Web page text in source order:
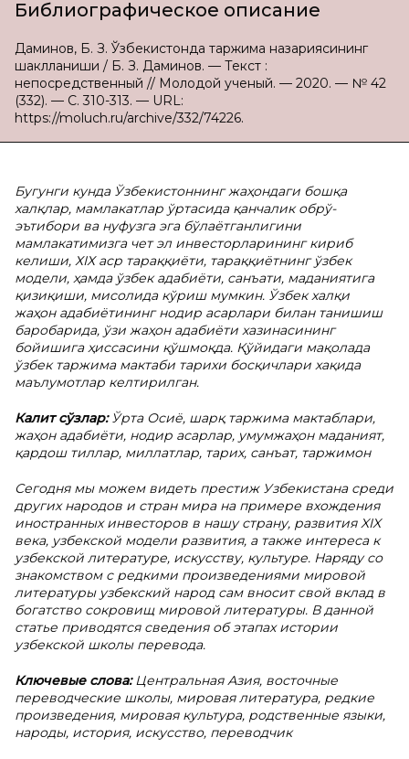
Библиографическое описание
Даминов, Б. З. Ўзбекистонда таржима назариясининг
шаклланиши / Б. З. Даминов. — Текст :
непосредственный // Молодой ученый. — 2020. — № 42
(332). — С. 310-313. — URL:
https://moluch.ru/archive/332/74226.
Бугунги кунда Ўзбекистоннинг жаҳондаги бошқа
халқлар, мамлакатлар ўртасида қанчалик обрў-
эътибори ва нуфузга эга бўлаётганлигини
мамлакатимизга чет эл инвесторларининг кириб
келиши, ХIХ аср тараққиёти, тараққиётнинг ўзбек
модели, ҳамда ўзбек адабиёти, санъати, маданиятига
қизиқиши, мисолида кўриш мумкин. Ўзбек халқи
жаҳон адабиётининг нодир асарлари билан танишиш
баробарида, ўзи жаҳон адабиёти хазинасининг
бойишига ҳиссасини қўшмоқда. Қўйидаги мақолада
ўзбек таржима мактаби тарихи босқичлари хақида
маълумотлар келтирилган.
Калит сўзлар:Ўрта Осиё, шарқ таржима мактаблари,
жаҳон адабиёти, нодир асарлар, умумжаҳон маданият,
қардош тиллар, миллатлар, тарих, санъат, таржимон
Сегодня мы можем видеть престиж Узбекистана среди
других народов и стран мира на примере вхождения
иностранных инвесторов в нашу страну, развития XIX
века, узбекской модели развития, а также интереса к
узбекской литературе, искусству, культуре. Наряду со
знакомством с редкими произведениями мировой
литературы узбекский народ сам вносит свой вклад в
богатство сокровищ мировой литературы. В данной
статье приводятся сведения об этапах истории
узбекской школы перевода.
Ключевые слова:Центральная Азия, восточные
переводческие школы, мировая литература, редкие
произведения, мировая культура, родственные языки,
народы, история, искусство, переводчик